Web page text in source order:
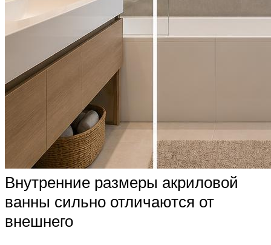
Внутренние размеры акриловой
ванны сильно отличаются от
внешнего